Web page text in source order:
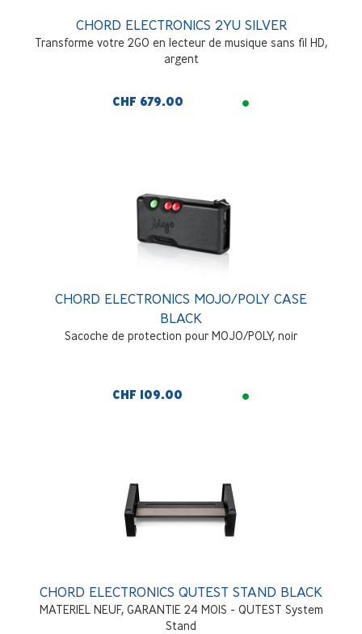
CHORD ELECTRONICS 2YU SILVER
Transforme votre 2GO en lecteur de musique sans fil HD,
argent
CHF 679.00
CHORD ELECTRONICS MOJO/POLY CASE
BLACK
Sacoche de protection pour MOJO/POLY, noir
CHF 109.00
CHORD ELECTRONICS QUTEST STAND BLACK
MATERIEL NEUF, GARANTIE 24 MOIS - QUTEST System
Stand